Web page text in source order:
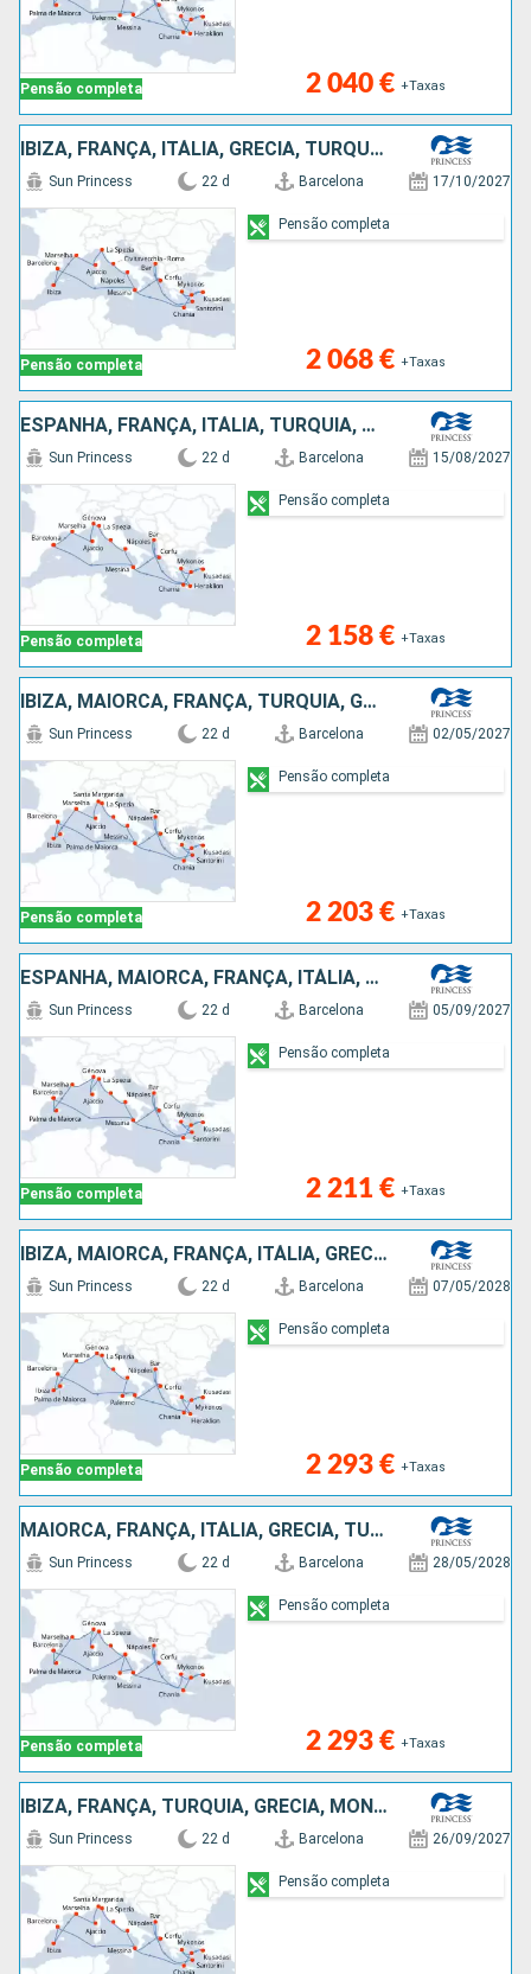
Pensão completa 2 040 € +Taxas
IBIZA, FRANÇA, ITÁLIA, GRÉCIA, TURQUIA, MONTENEGRO, ESPANHA
Pensão completa
Sun Princess 22 d Barcelona 17/10/2027
2 068 € +Taxas
Pensão completa
ESPANHA, FRANÇA, ITÁLIA, TURQUIA, MONTENEGRO, GRÉCIA
Pensão completa
Sun Princess 22 d Barcelona 15/08/2027
2 158 € +Taxas
Pensão completa
IBIZA, MAIORCA, FRANÇA, TURQUIA, GRÉCIA, MONTENEGRO, ITÁLIA, ESPANHA
Pensão completa
Sun Princess 22 d Barcelona 02/05/2027
2 203 € +Taxas
Pensão completa
ESPANHA, MAIORCA, FRANÇA, ITÁLIA, TURQUIA, GRÉCIA, MONTENEGRO
Pensão completa
Sun Princess 22 d Barcelona 05/09/2027
2 211 € +Taxas
Pensão completa
IBIZA, MAIORCA, FRANÇA, ITÁLIA, GRÉCIA, TURQUIA, MONTENEGRO, ESPANHA
Pensão completa
Sun Princess 22 d Barcelona 07/05/2028
2 293 € +Taxas
Pensão completa
MAIORCA, FRANÇA, ITÁLIA, GRÉCIA, TURQUIA, MONTENEGRO, ESPANHA
Pensão completa
Sun Princess 22 d Barcelona 28/05/2028
2 293 € +Taxas
Pensão completa
IBIZA, FRANÇA, TURQUIA, GRÉCIA, MONTENEGRO, ITÁLIA, ESPANHA
Sun Princess 22 d Barcelona 26/09/2027
Pensão completa